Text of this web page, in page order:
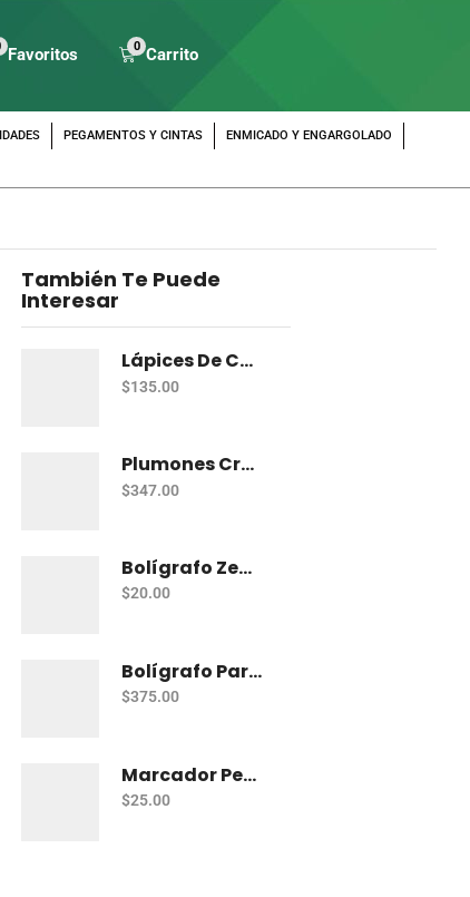
Favoritos 0 Carrito
PEGAMENTOS Y CINTAS
ENMICADO Y ENGARGOLADO
También Te Puede
Interesar
Lápices De Colores Prismacolor Junior Con 12 Dual
$135.00
Plumones Crayola Súper Tips Con 50
$347.00
Bolígrafo Zebra J-Roller Le Gel 0.7 Mm Azul
$20.00
Bolígrafo Parker Jotter Kensington Ct Bp
$375.00
Marcador Permanente Sharpie Chisel Tip - Rojo
$25.00